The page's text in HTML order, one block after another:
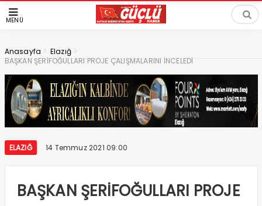
MENÜ
Anasayfa > Elazığ >
BAŞKAN ŞERİFOĞULLARI PROJE ÇALIŞMALARINI İNCELEDİ
ELAZIĞ 14 Temmuz 2021 09:00
BAŞKAN ŞERİFOĞULLARI PROJE